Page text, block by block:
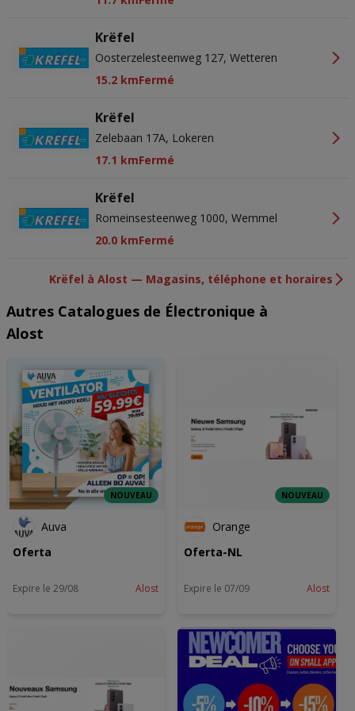
Krëfel
Oosterzelesteenweg 127, Wetteren
15.2 kmFermé
Krëfel
Zelebaan 17A, Lokeren
17.1 kmFermé
Krëfel
Romeinsesteenweg 1000, Wemmel
20.0 kmFermé
Krëfel à Alost — Magasins, téléphone et horaires
Autres Catalogues de Électronique à
Alost
NOUVEAU
Auva
Oferta
Expire le 29/08 Alost
NOUVEAU
Orange
Oferta-NL
Expire le 07/09 Alost